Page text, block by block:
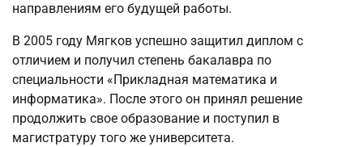
направлениям его будущей работы.
В 2005 году Мягков успешно защитил диплом с
отличием и получил степень бакалавра по
специальности «Прикладная математика и
информатика». После этого он принял решение
продолжить свое образование и поступил в
магистратуру того же университета.